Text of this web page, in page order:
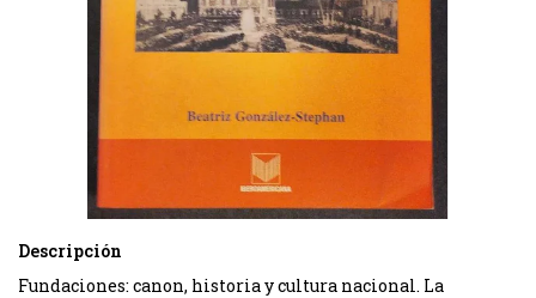
Descripción
Fundaciones: canon, historia y cultura nacional. La